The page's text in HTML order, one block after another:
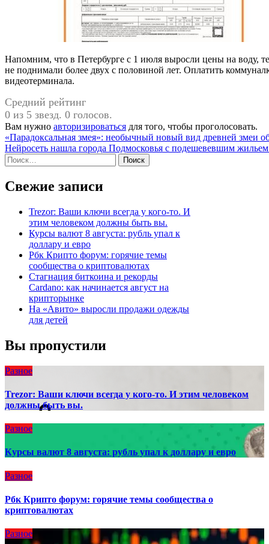
Напомним, что в Петербурге с 1 июля выросли цены на
не поднимали более двух с половиной лет. Оплатить
видеотерминала.
Средний рейтинг
0 из 5 звезд. 0 голосов.
Вам нужно авторизироваться для того, чтобы проголосовать.
Навигация
по
записям
«Парадоксальная змея»: необычный новый вид древней змеи
Нейросеть нашла города Подмосковья с подешевевшим жильем
Найти:
Свежие записи
Trezor: Ваши ключи всегда у кого-то. И
этим человеком должны быть вы.
Курсы валют 8 августа: рубль упал к
доллару и евро
Рбк Крипто форум: горячие темы
сообщества о криптовалютах
Стагнация биткоина и рекорды
Cardano: как начинается август на
крипторынке
На «Авито» выросли продажи одежды
для детей
Вы пропустили
Разное
Trezor: Ваши ключи всегда у кого-то. И этим человеком
должны быть вы.
Разное
Курсы валют 8 августа: рубль упал к доллару и евро
Разное
Рбк Крипто форум: горячие темы сообщества о
криптовалютах
Разное